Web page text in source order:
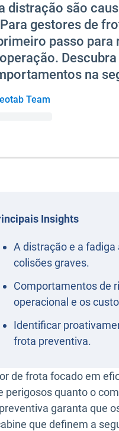
distração são
gestores de
passo para
na
Team
Insights
A distração e a
colisões graves.
Comportamentos de
operacional e os
Identificar
frota preventiva.
de frota focado em
perigosos quanto o
garanta que
que definem a